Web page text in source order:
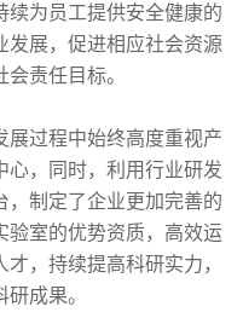
续为员工提供安全健康的
发展，促进相应社会资源
责任目标。
展过程中始终高度重视产
心，同时，利用行业研发
，制定了企业更加完善的
验室的优势资质，高效运
，持续提高科研实力，
成果。